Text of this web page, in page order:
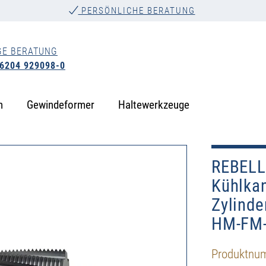
PERSÖNLICHE BERATUNG
BERATUNG
929098-0
Gewindeformer Haltewerkzeuge
HM-